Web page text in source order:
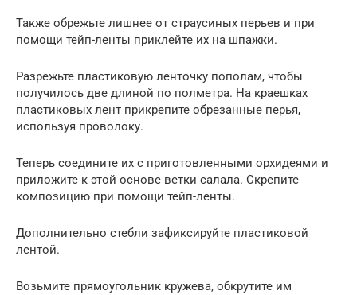
Также обрежьте лишнее от страусиных перьев и при
помощи тейп-ленты приклейте их на шпажки.
Разрежьте пластиковую ленточку пополам, чтобы
получилось две длиной по полметра. На краешках
пластиковых лент прикрепите обрезанные перья,
используя проволоку.
Теперь соедините их с приготовленными орхидеями и
приложите к этой основе ветки салала. Скрепите
композицию при помощи тейп-ленты.
Дополнительно стебли зафиксируйте пластиковой
лентой.
Возьмите прямоугольник кружева, обкрутите им